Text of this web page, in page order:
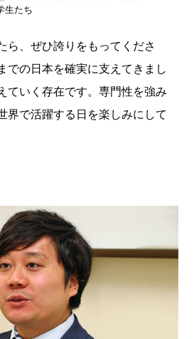
生たち
ら、ぜひ誇りをもってくださ
での日本を確実に支えてきまし
ていく存在です。専門性を強み
界で活躍する日を楽しみにして